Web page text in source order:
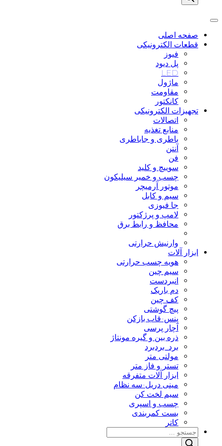
صفحه اصلی
قطعات الکترونیکی
فیوز
پل دیود
LED
ماژول
مقاومت
کانکتور
تجهیزات الکترونیکی
اتصالات
منابع تغذیه
باطری و جاباطری
آنتن
فن
سوییچ و کلید
چسب و خمیر سیلیکون
موتور آرمیچر
سیم و کابل
جا فیوزی
لامپ و پرژکتور
محافظ و رابط برق
وارنیش حرارتی
ابزار آلات
هویه چسب حرارتی
سیم چین
انبردست
دم باریک
کف چین
پیچ گوشتی
پنس-قاب بازکن
آچار پرسی
ذره بین و گیره مونتاژ
برد_بردبرد
مولتی متر
تستر و فاز متر
ابزار آلات متفرقه
مینی دریل-سه نظام
سیم لخت کن
چسب و اسپری
بست کمربندی
کاتر
Products
search